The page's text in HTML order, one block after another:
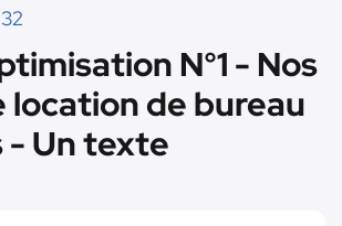
N°1 - Nos
location de bureau
- Un texte